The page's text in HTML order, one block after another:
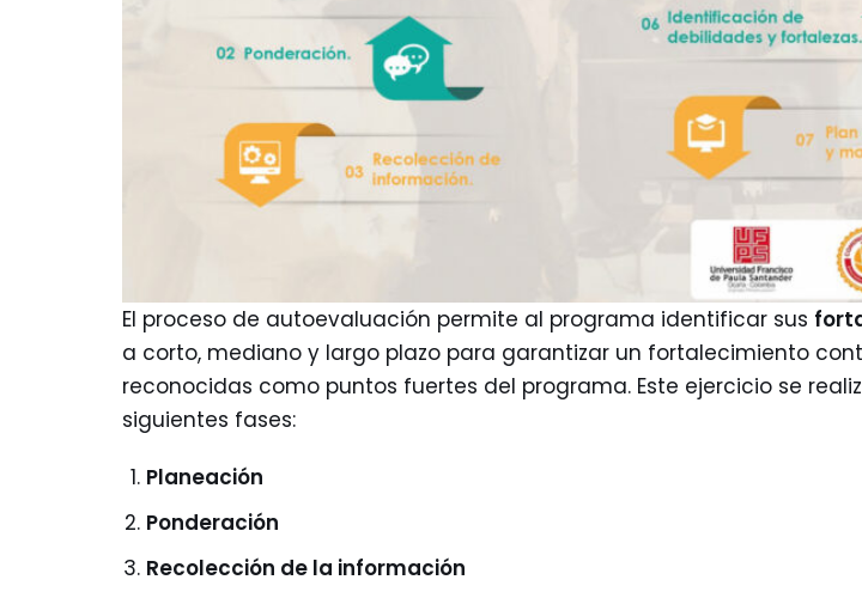
El proceso de autoevaluación permite al programa identificar sus
a corto, mediano y largo plazo para garantizar un fortalecimiento
reconocidas como puntos fuertes del programa. Este ejercicio se
siguientes fases:
Planeación
Ponderación
Recolección de la información